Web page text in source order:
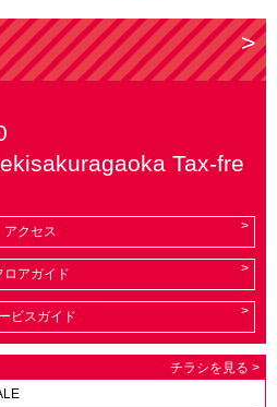
Tax-fre
アクセス
ロアガイド
ビスガイド
チラシを見る >